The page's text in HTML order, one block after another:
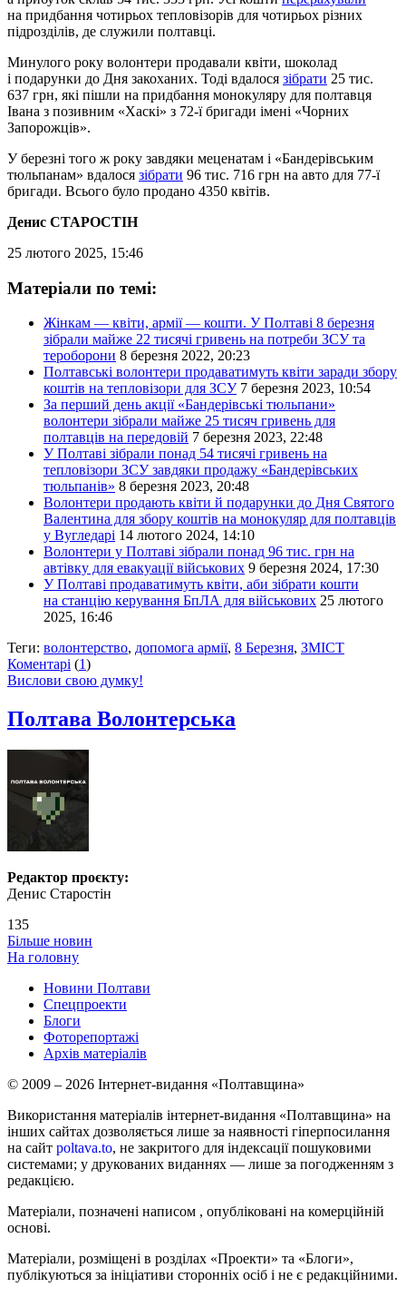
на придбання чотирьох тепловізорів для чотирьох різних
підрозділів, де служили полтавці.
Минулого року волонтери продавали квіти, шоколад
і подарунки до Дня закоханих. Тоді вдалося зібрати 25 тис.
637 грн, які пішли на придбання монокуляру для полтавця
Івана з позивним «Хаскі» з 72-ї бригади імені «Чорних
Запорожців».
У березні того ж року завдяки меценатам і «Бандерівським
тюльпанам» вдалося зібрати 96 тис. 716 грн на авто для 77-ї
бригади. Всього було продано 4350 квітів.
Денис СТАРОСТІН
25 лютого 2025, 15:46
Матеріали по темі:
Жінкам — квіти, армії — кошти. У Полтаві 8 березня
зібрали майже 22 тисячі гривень на потреби ЗСУ та
тероборони 8 березня 2022, 20:23
Полтавські волонтери продаватимуть квіти заради збору
коштів на тепловізори для ЗСУ 7 березня 2023, 10:54
За перший день акції «Бандерівські тюльпани»
волонтери зібрали майже 25 тисяч гривень для
полтавців на передовій 7 березня 2023, 22:48
У Полтаві зібрали понад 54 тисячі гривень на
тепловізори ЗСУ завдяки продажу «Бандерівських
тюльпанів» 8 березня 2023, 20:48
Волонтери продають квіти й подарунки до Дня Святого
Валентина для збору коштів на монокуляр для полтавців
у Вугледарі 14 лютого 2024, 14:10
Волонтери у Полтаві зібрали понад 96 тис. грн на
автівку для евакуації військових 9 березня 2024, 17:30
У Полтаві продаватимуть квіти, аби зібрати кошти
на станцію керування БпЛА для військових 25 лютого
2025, 16:46
Теги: волонтерство, допомога армії, 8 Березня, ЗМІСТ
Коментарі (1)
Вислови свою думку!
Полтава Волонтерська
Редактор проєкту:
Денис Старостін
135
Більше новин
На головну
Новини Полтави
Спецпроекти
Блоги
Фоторепортажі
Архів матеріалів
© 2009 – 2026 Інтернет-видання «Полтавщина»
Використання матеріалів інтернет-видання «Полтавщина» на
інших сайтах дозволяється лише за наявності гіперпосилання
на сайт poltava.to, не закритого для індексації пошуковими
системами; у друкованих виданнях — лише за погодженням з
редакцією.
Матеріали, позначені написом , опубліковані на комерційній
основі.
Матеріали, розміщені в розділах «Проекти» та «Блоги»,
публікуються за ініціативи сторонніх осіб і не є редакційними.